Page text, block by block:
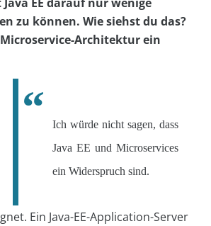
zu können. Wie siehst du das?
Microservice-Architektur ein
Ich würde nicht sagen, dass
Java EE und Microservices
ein Widerspruch sind.
Ein Java-EE-Application-Server